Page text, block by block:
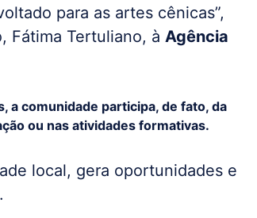
para as artes cênicas”,
Fátima Tertuliano, à Agência
a comunidade participa, de fato, da
ou nas atividades formativas.
local, gera oportunidades e